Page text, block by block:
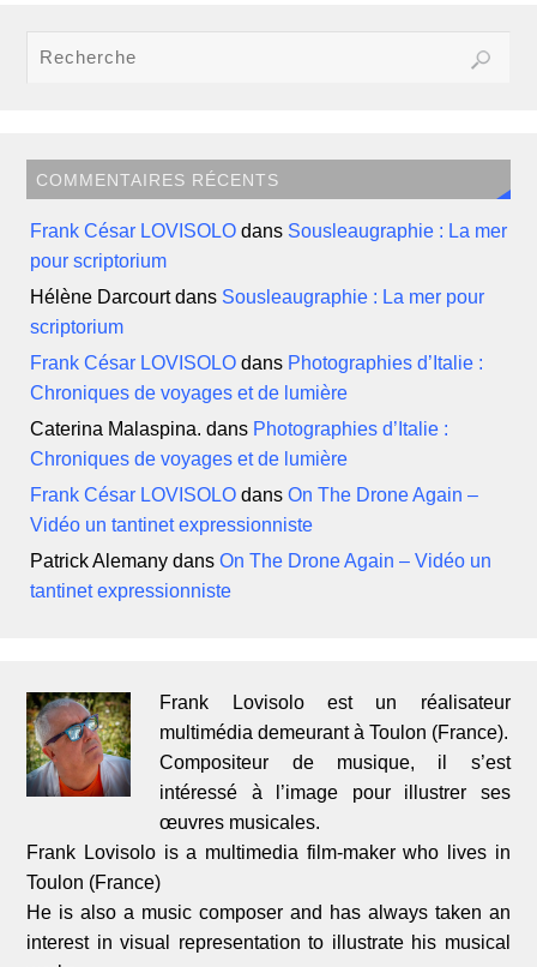
COMMENTAIRES RÉCENTS
Frank César LOVISOLO dans Sousleaugraphie : La mer
pour scriptorium
Hélène Darcourtdans Sousleaugraphie : La mer pour
scriptorium
Frank César LOVISOLO dans Photographies d’Italie :
Chroniques de voyages et de lumière
Caterina Malaspina. dans Photographies d’Italie :
Chroniques de voyages et de lumière
Frank César LOVISOLO dansOn The Drone Again –
Vidéo un tantinet expressionniste
Patrick Alemany dansOn The Drone Again – Vidéo un
tantinet expressionniste
Frank Lovisolo est un réalisateur
multimédia demeurant à Toulon (France).
Compositeur de musique, il s’est
intéressé à l’image pour illustrer ses
œuvres musicales.
Frank Lovisolo is a multimedia film-maker who lives in
Toulon (France)
He is also a music composer and has always taken an
interest in visual representation to illustrate his musical